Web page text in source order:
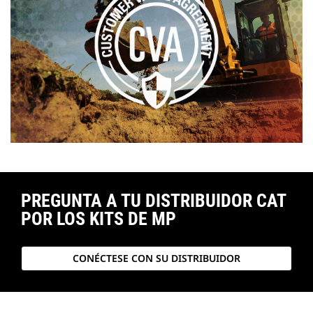
PREGUNTA A TU DISTRIBUIDOR CAT
POR LOS KITS DE MP
CONÉCTESE CON SU DISTRIBUIDOR